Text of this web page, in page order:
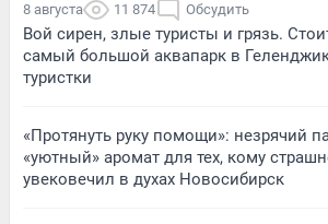
8 августа 11 874 Обсудить
Вой сирен, злые туристы и грязь.
самый большой аквапарк в
туристки
«Протянуть руку помощи»: незрячий
«уютный» аромат для тех, кому
увековечил в духах Новосибирск